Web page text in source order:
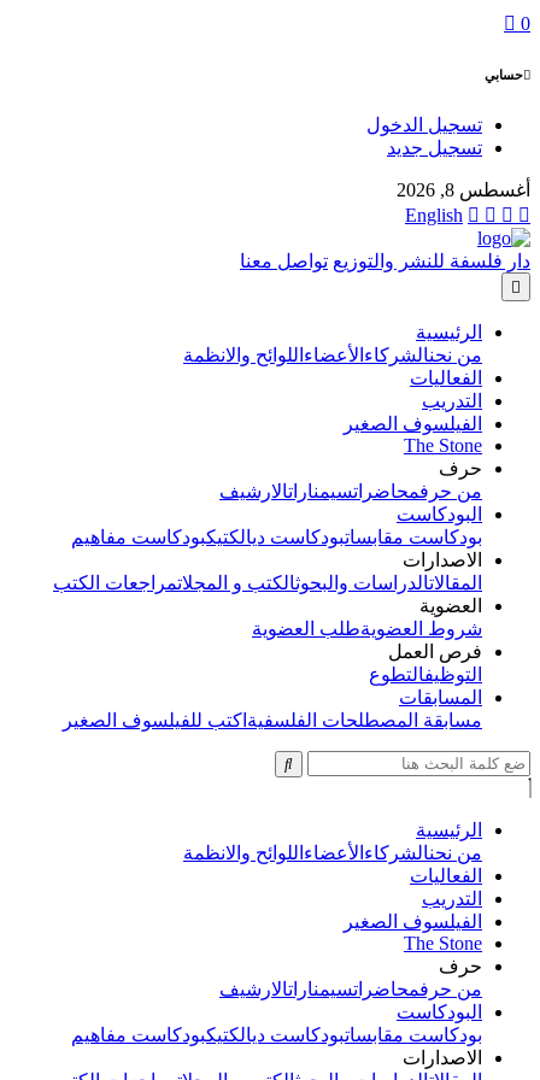
0
حسابي
تسجيل الدخول
تسجيل جديد
أغسطس 8, 2026
English
دار فلسفة للنشر والتوزيع تواصل معنا
الرئيسية
من نحنالشركاء الأعضاء اللوائح والانظمة
الفعاليات
التدريب
الفيلسوف الصغير
The Stone
حرف
من حرفمحاضراتسيمناراتالارشيف
البودكاست
بودكاست مقابساتبودكاست ديالكتيكبودكاست مفاهيم
الاصدارات
المقالاتالدراسات والبحوثالكتب و المجلاتمراجعات الكتب
العضوية
شروط العضويةطلب العضوية
فرص العمل
التوظيفالتطوع
المسابقات
مسابقة المصطلحات الفلسفية اكتب للفيلسوف الصغير
الرئيسية
من نحنالشركاء الأعضاء اللوائح والانظمة
الفعاليات
التدريب
الفيلسوف الصغير
The Stone
حرف
من حرفمحاضراتسيمناراتالارشيف
البودكاست
بودكاست مقابساتبودكاست ديالكتيكبودكاست مفاهيم
الاصدارات